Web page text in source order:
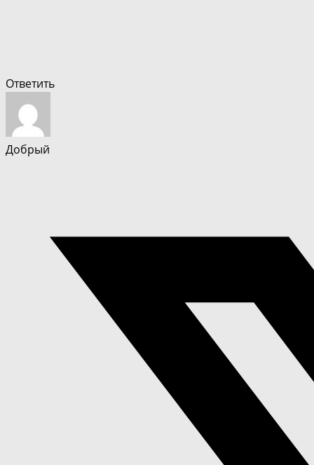
Ответить
Добрый